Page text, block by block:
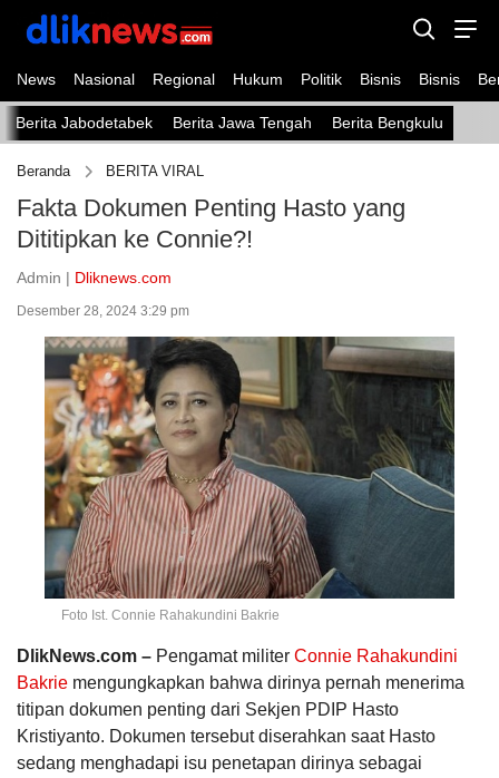
News Nasional Regional Hukum Politik Bisnis Bisnis
Berita Jabodetabek Berita Jawa Tengah Berita Bengkulu
Beranda BERITA VIRAL
Fakta Dokumen Penting Hasto yang
Dititipkan ke Connie?!
Admin | Dliknews.com
Desember 28, 2024 3:29 pm
Foto Ist. Connie Rahakundini Bakrie
DlikNews.com – Pengamat militer Connie Rahakundini
Bakrie mengungkapkan bahwa dirinya pernah menerima
titipan dokumen penting dari Sekjen PDIP Hasto
Kristiyanto. Dokumen tersebut diserahkan saat Hasto
sedang menghadapi isu penetapan dirinya sebagai